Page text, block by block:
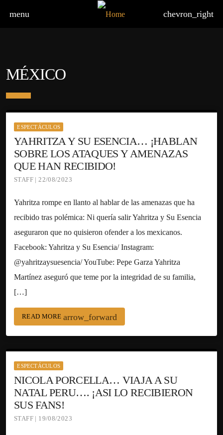
menu chevron_right
MÉXICO
ESPECTÁCULOS
YAHRITZA Y SU ESENCIA… ¡HABLAN
SOBRE LOS ATAQUES Y AMENAZAS
QUE HAN RECIBIDO!
STAFF | 22/08/2023
Yahritza rompe en llanto al hablar de las amenazas que ha
recibido tras polémica: Ni quería salir Yahritza y Su Esencia
aseguraron que no quisieron ofender a los mexicanos.
Facebook: Yahritza y Su Esencia/ Instagram:
@yahritzaysuesencia/ YouTube: Pepe Garza Yahritza
Martínez aseguró que teme por la integridad de su familia,
[…]
READ MORE arrow_forward
ESPECTÁCULOS
NICOLA PORCELLA… VIAJA A SU
NATAL PERU…. ¡ASI LO RECIBIERON
SUS FANS!
STAFF | 19/08/2023